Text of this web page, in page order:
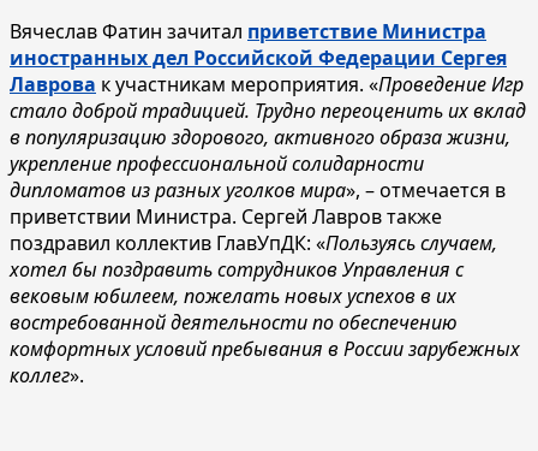
Вячеслав Фатин зачитал приветствие Министра
иностранных дел Российской Федерации Сергея
Лаврова к участникам мероприятия. «Проведение Игр
стало доброй традицией. Трудно переоценить их вклад
в популяризацию здорового, активного образа жизни,
укрепление профессиональной солидарности
дипломатов из разных уголков мира», – отмечается в
приветствии Министра. Сергей Лавров также
поздравил коллектив ГлавУпДК: «Пользуясь случаем,
хотел бы поздравить сотрудников Управления с
вековым юбилеем, пожелать новых успехов в их
востребованной деятельности по обеспечению
комфортных условий пребывания в России зарубежных
коллег».